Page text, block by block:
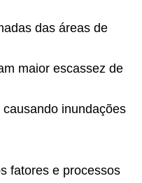
das áreas de
maior escassez de
inundações
fatores e processos